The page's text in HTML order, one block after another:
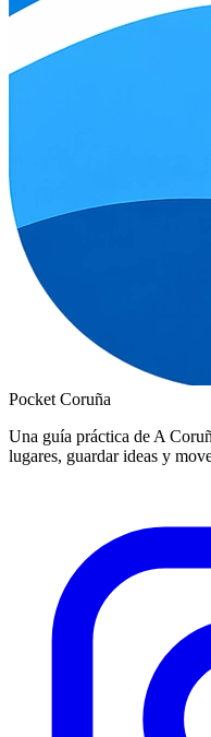
Pocket Coruña
Una guía práctica de A
lugares, guardar ideas y